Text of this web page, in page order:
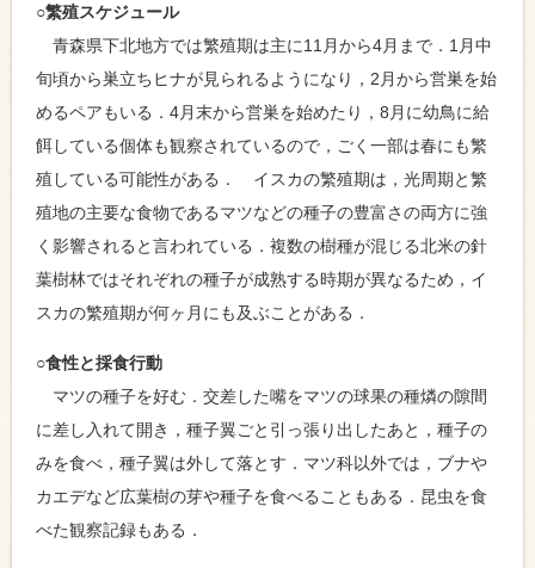
○繁殖スケジュール
青森県下北地方では繁殖期は主に11月から4月まで．1月中
旬頃から巣立ちヒナが見られるようになり，2月から営巣を始
めるペアもいる．4月末から営巣を始めたり，8月に幼鳥に給
餌している個体も観察されているので，ごく一部は春にも繁
殖している可能性がある． イスカの繁殖期は，光周期と繁
殖地の主要な食物であるマツなどの種子の豊富さの両方に強
く影響されると言われている．複数の樹種が混じる北米の針
葉樹林ではそれぞれの種子が成熟する時期が異なるため，イ
スカの繁殖期が何ヶ月にも及ぶことがある．
○食性と採食行動
マツの種子を好む．交差した嘴をマツの球果の種燐の隙間
に差し入れて開き，種子翼ごと引っ張り出したあと，種子の
みを食べ，種子翼は外して落とす．マツ科以外では，ブナや
カエデなど広葉樹の芽や種子を食べることもある．昆虫を食
べた観察記録もある．